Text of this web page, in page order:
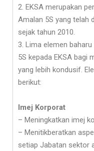
2. EKSA merupakan
Amalan 5S yang telah
sejak tahun 2010.
3. Lima elemen
5S kepada EKSA bagi
yang lebih kondusif.
berikut:
Imej Korporat
– Meningkatkan imej
– Menitikberatkan
setiap Jabatan sektor